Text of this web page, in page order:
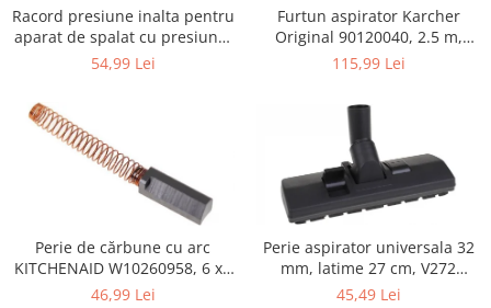
Servere, Componente & UPS
Telecomenzi garaj
Accesorii antrenament
Accesorii Fitness
Accesorii sportive
Ciclism
Sporturi acvatice
Racord presiune inalta pentru
aparat de spalat cu presiune,
KARCHER 9.013-355.0, K4/K5
54,99 Lei
Furtun aspirator Karcher
Original 90120040, 2.5 m,
negru
115,99 Lei
Perie de cărbune cu arc
KITCHENAID W10260958, 6 x6
x 19 mm, pentru 5KSM15
46,99 Lei
Perie aspirator universala 32
mm, latime 27 cm, V272
ECONOMY
45,49 Lei